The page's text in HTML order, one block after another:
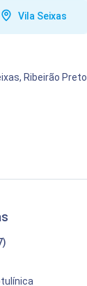
Vila Seixas
Ribeirão Preto